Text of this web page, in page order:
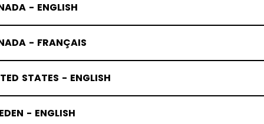
- ENGLISH
- FRANÇAIS
STATES - ENGLISH
- ENGLISH